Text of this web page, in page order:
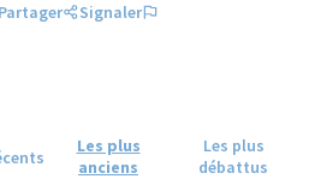
Partager Signaler
Les plus
anciens
Les plus
débattus